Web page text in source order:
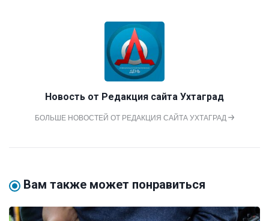
Новость от Редакция сайта Ухтаград
БОЛЬШЕ НОВОСТЕЙ ОТ РЕДАКЦИЯ САЙТА УХТАГРАД
Вам также может понравиться